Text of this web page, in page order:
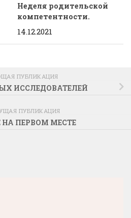
Неделя родительской
компетентности.
14.12.2021
ПУБЛИКАЦИЯ
ИССЛЕДОВАТЕЛЕЙ
ПУБЛИКАЦИЯ
НА ПЕРВОМ МЕСТЕ